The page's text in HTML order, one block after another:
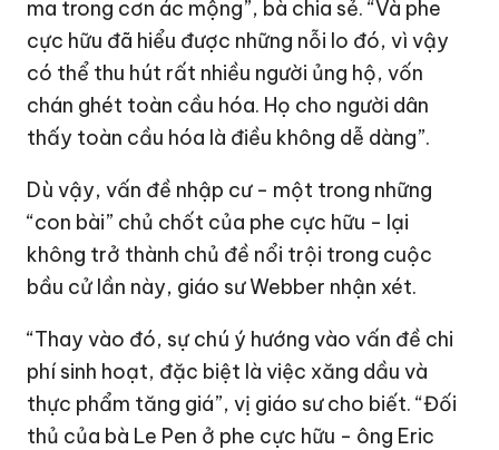
ma trong cơn ác mộng”, bà chia sẻ. “Và phe
cực hữu đã hiểu được những nỗi lo đó, vì vậy
có thể thu hút rất nhiều người ủng hộ, vốn
chán ghét toàn cầu hóa. Họ cho người dân
thấy toàn cầu hóa là điều không dễ dàng”.
Dù vậy, vấn đề nhập cư - một trong những
“con bài” chủ chốt của phe cực hữu - lại
không trở thành chủ đề nổi trội trong cuộc
bầu cử lần này, giáo sư Webber nhận xét.
“Thay vào đó, sự chú ý hướng vào vấn đề chi
phí sinh hoạt, đặc biệt là việc xăng dầu và
thực phẩm tăng giá”, vị giáo sư cho biết. “Đối
thủ của bà Le Pen ở phe cực hữu - ông Eric